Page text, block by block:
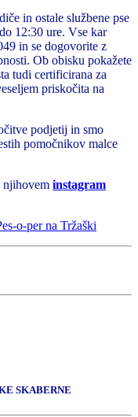
in ostale službene pse
12:30 ure. Vse kar
in se dogovorite z
Ob obisku pokažete
tudi certificirana za
priskočita na
podjetij in smo
pomočnikov malce
njihovem instagram
SKABERNE